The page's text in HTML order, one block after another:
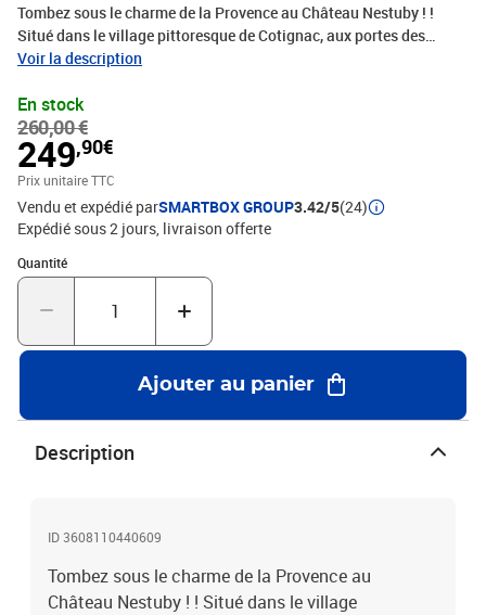
Tombez sous le charme de la Provence au Château Nestuby ! !
Situé dans le village pittoresque de Cotignac, aux portes des
gorges du Verdon, ce charmant domaine accueille 2 personnes le
logerez dans une magnifique bastide provençale du XIXe siècle
dans la suite Bulles, une élégante chambre spacieuse et lumineuse
aux couleurs douces. C’est ici qu’un délicieux panier gourmand
vous attendra pour le plus grand plaisir de vos papilles. Au saut du
lit, profitez des doux rayons du soleil sur la terrasse, l’endroit idéal
pour savourer un copieux petit-déjeuner continental à l’ombre de
grands platanes. Tous les ingrédients sont réunis pour vivre une
escapade reposante en duo au cœur des vignes et des oliviers
!Séjour en château aux portes des gorges du Verdon : 2 jours en
suite avec repas gourmand
Voir la description
En stock
260,00 €
249,90€
Prix unitaire TTC
Vendu et expédié parSMARTBOX GROUP3.42/5(24)
Expédié sous 2 jours livraison offerte
Quantité
Quantité : 1
Ajouter au panier
Description
ID 3608110440609
Tombez sous le charme de la Provence au
Château Nestuby ! ! Situé dans le village